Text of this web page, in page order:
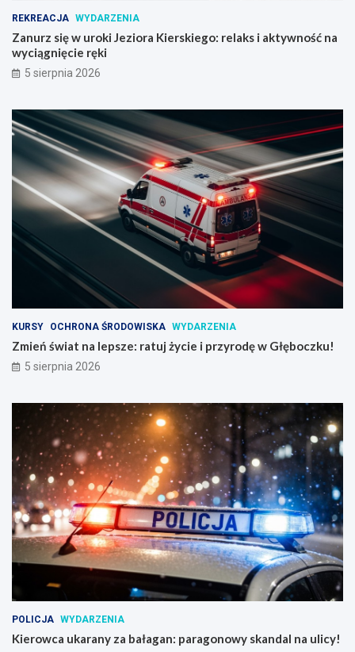
REKREACJA WYDARZENIA
Zanurz się w uroki Jeziora Kierskiego: relaks i aktywność na
wyciągnięcie ręki
5 sierpnia 2026
KURSY OCHRONA ŚRODOWISKA WYDARZENIA
Zmień świat na lepsze: ratuj życie i przyrodę w Głęboczku!
5 sierpnia 2026
POLICJA WYDARZENIA
Kierowca ukarany za bałagan: paragonowy skandal na ulicy!